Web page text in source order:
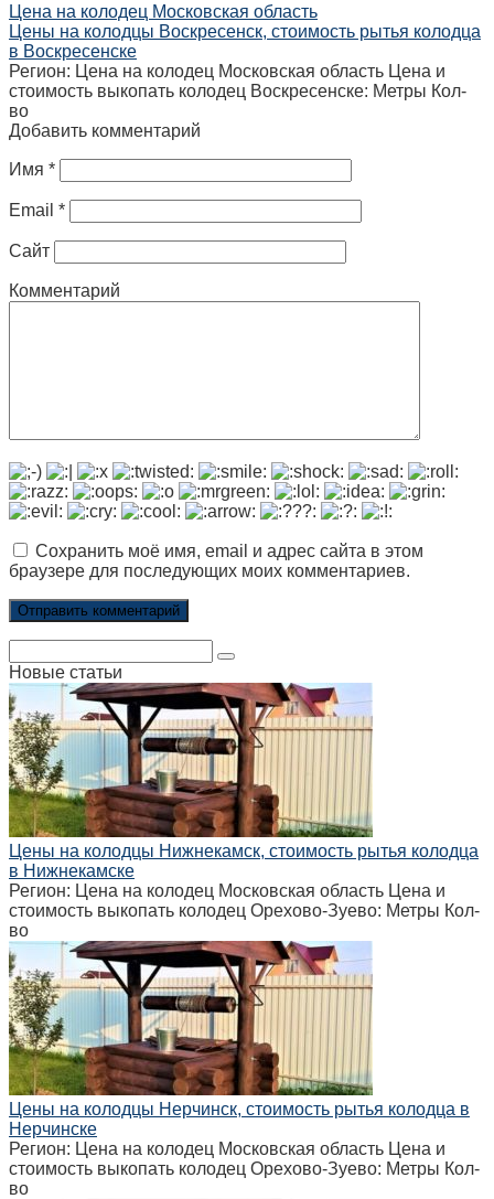
Цена на колодец Московская область
Цены на колодцы Воскресенск, стоимость рытья колодца
в Воскресенске
Регион: Цена на колодец Московская область Цена и
стоимость выкопать колодец Воскресенске: Метры Кол-
во
Добавить комментарий
Имя *
Email *
Сайт
Комментарий
Сохранить моё имя, email и адрес сайта в этом
браузере для последующих моих комментариев.
Новые статьи
Цены на колодцы Нижнекамск, стоимость рытья колодца
в Нижнекамске
Регион: Цена на колодец Московская область Цена и
стоимость выкопать колодец Орехово-Зуево: Метры Кол-
во
Цены на колодцы Нерчинск, стоимость рытья колодца в
Нерчинске
Регион: Цена на колодец Московская область Цена и
стоимость выкопать колодец Орехово-Зуево: Метры Кол-
во